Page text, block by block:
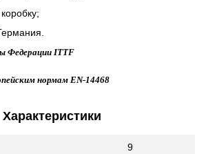
Федерации ITTF
нормам EN-14468
Характеристики
9